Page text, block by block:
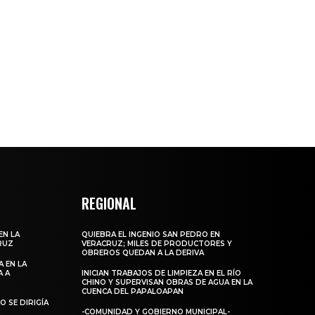
LA
EN LA
A
SE DIRIGÍA
REGIONAL
QUIEBRA EL INGENIO SAN PEDRO EN
VERACRUZ; MILES DE PRODUCTORES Y
OBREROS QUEDAN A LA DERIVA
INICIAN TRABAJOS DE LIMPIEZA EN EL RÍO
CHINO Y SUPERVISAN OBRAS DE AGUA EN LA
CUENCA DEL PAPALOAPAN
-COMUNIDAD Y GOBIERNO MUNICIPAL-